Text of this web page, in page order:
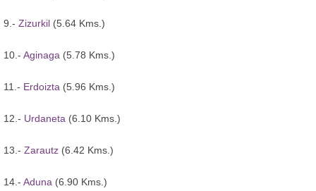
9.- Zizurkil (5.64 Kms.)
10.- Aginaga (5.78 Kms.)
11.- Erdoizta (5.96 Kms.)
12.- Urdaneta (6.10 Kms.)
13.- Zarautz (6.42 Kms.)
14.- Aduna (6.90 Kms.)